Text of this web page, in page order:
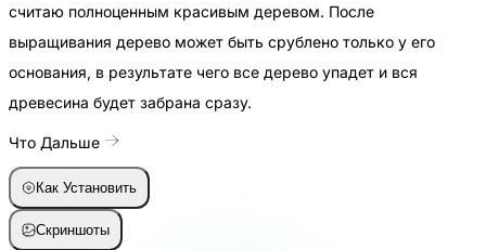
считаю полноценным красивым деревом. После
выращивания дерево может быть срублено только у его
основания, в результате чего все дерево упадет и вся
древесина будет забрана сразу.
Что Дальше
Как Установить
Скриншоты